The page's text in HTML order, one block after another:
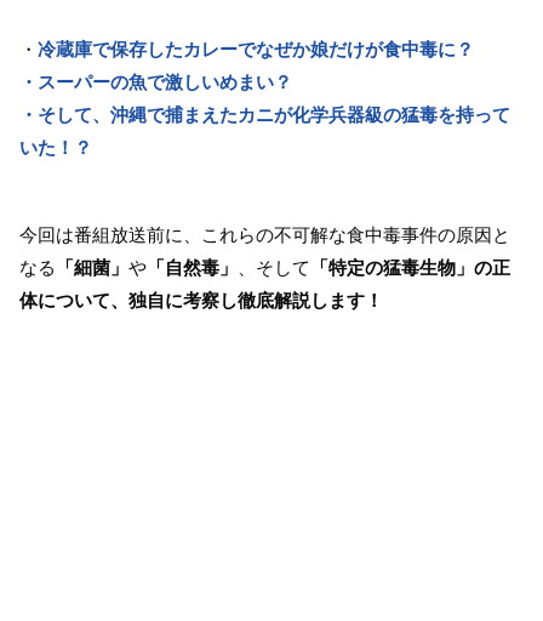
・ 冷蔵庫で保存したカレーでなぜか娘だけが食中毒に？
・スーパーの魚で激しいめまい？
・そして、沖縄で捕まえたカニが化学兵器級の猛毒を持って
いた ！？
今回は番組放送前に、これらの不可解な食中毒事件の原因と
なる
「細菌」 や 「自然毒」 、そして
「特定の猛毒生物」の正
体について、独自に考察し徹底解説します！